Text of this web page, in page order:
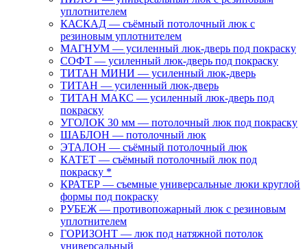
уплотнителем
КАСКАД — съёмный потолочный люк с
резиновым уплотнителем
МАГНУМ — усиленный люк-дверь под покраску
СОФТ — усиленный люк-дверь под покраску
ТИТАН МИНИ — усиленный люк-дверь
ТИТАН — усиленный люк-дверь
ТИТАН МАКС — усиленный люк-дверь под
покраску
УГОЛОК 30 мм — потолочный люк под покраску
ШАБЛОН — потолочный люк
ЭТАЛОН — съёмный потолочный люк
КАТЕТ — съёмный потолочный люк под
покраску *
КРАТЕР — съемные универсальные люки круглой
формы под покраску
РУБЕЖ — противопожарный люк с резиновым
уплотнителем
ГОРИЗОНТ — люк под натяжной потолок
универсальный